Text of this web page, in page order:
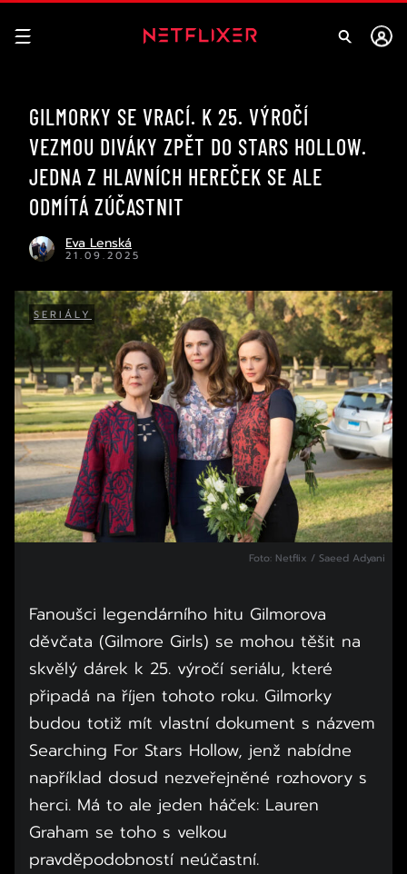
GILMORKY SE VRACÍ. K 25. VÝROČÍ
VEZMOU DIVÁKY ZPĚT DO STARS HOLLOW.
JEDNA Z HLAVNÍCH HEREČEK SE ALE
ODMÍTÁ ZÚČASTNIT
Eva Lenská
21.09.2025
SERIÁLY
Foto: Netflix / Saeed Adyani
Fanoušci legendárního hitu Gilmorova
děvčata (Gilmore Girls) se mohou těšit na
skvělý dárek k 25. výročí seriálu, které
připadá na říjen tohoto roku. Gilmorky
budou totiž mít vlastní dokument s názvem
Searching For Stars Hollow, jenž nabídne
například dosud nezveřejněné rozhovory s
herci. Má to ale jeden háček: Lauren
Graham se toho s velkou
pravděpodobností neúčastní.